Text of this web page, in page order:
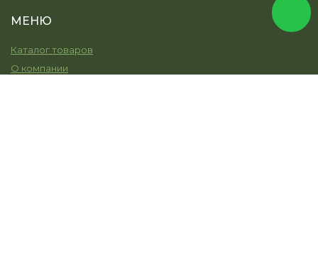
МЕНЮ
Каталог товаров
О компании